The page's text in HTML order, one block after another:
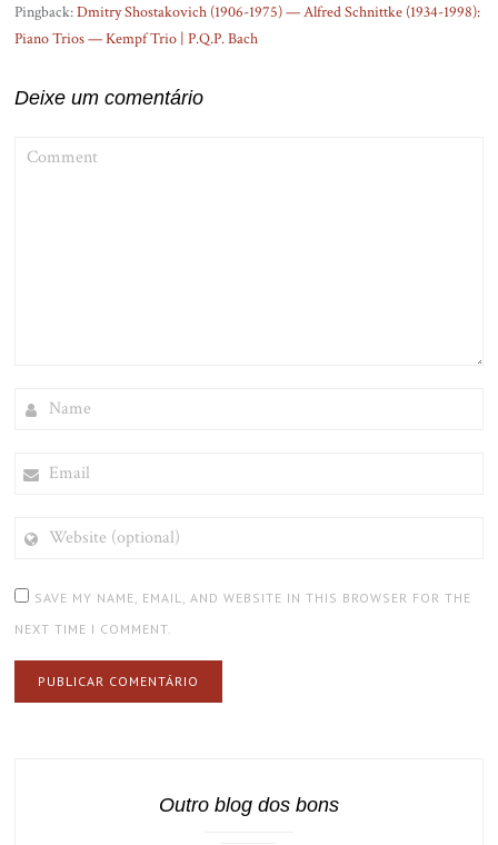
Pingback:Dmitry Shostakovich (1906-1975) — Alfred Schnittke (1934-1998):
Piano Trios — Kempf Trio | P.Q.P. Bach
Deixe um comentário
(OPTIONAL)
SAVE MY NAME, EMAIL, AND WEBSITE IN THIS BROWSER FOR THE
NEXT TIME I COMMENT.
Outro blog dos bons